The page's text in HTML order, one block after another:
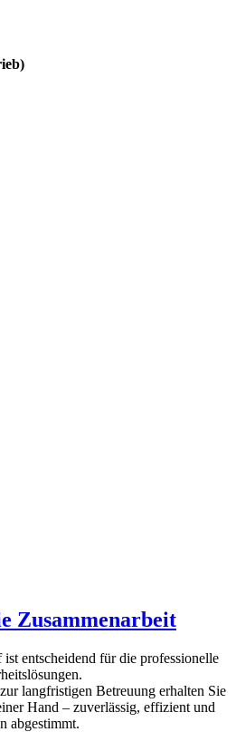
Zusammenarbeit
entscheidend für die professionelle
langfristigen Betreuung erhalten Sie
Hand – zuverlässig, effizient und
abgestimmt.